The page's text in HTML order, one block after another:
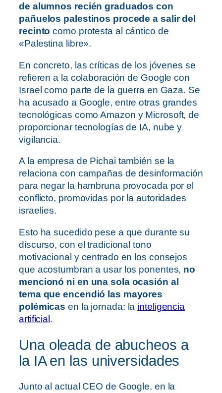
de alumnos recién graduados con
pañuelos palestinos procede a salir del
recinto como protesta al cántico de
«Palestina libre».
En concreto, las críticas de los jóvenes se
refieren a la colaboración de Google con
Israel como parte de la guerra en Gaza. Se
ha acusado a Google, entre otras grandes
tecnológicas como Amazon y Microsoft, de
proporcionar tecnologías de IA, nube y
vigilancia.
A la empresa de Pichai también se la
relaciona con campañas de desinformación
para negar la hambruna provocada por el
conflicto, promovidas por la autoridades
israelíes.
Esto ha sucedido pese a que durante su
discurso, con el tradicional tono
motivacional y centrado en los consejos
que acostumbran a usar los ponentes, no
mencionó ni en una sola ocasión al
tema que encendió las mayores
polémicas en la jornada: la inteligencia
artificial .
Una oleada de abucheos a
la IA en las universidades
Junto al actual CEO de Google, en la